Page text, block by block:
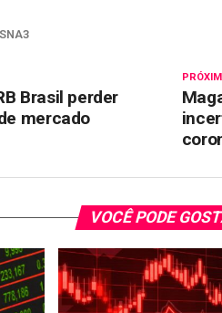
Brasil perder
mercado
VOCÊ PODE